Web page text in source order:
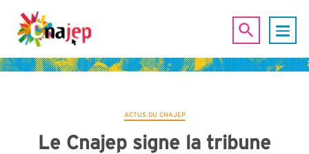
ACTUS DU CNAJEP
Le Cnajep signe la tribune